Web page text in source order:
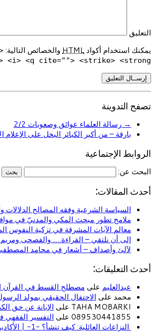
التعليق
يمكنك استخدام أكواد HTML والخصائص التالية:
<i> <q cite=""> <strike> <strong>
تصفح التدوينة
→ رسالة العلماء عوائق وصعوبات 2/2
بارقة – من أكبر الكبائر البخل على الإعلام
الروابط الإجتماعية
البحث عن:
أحدث المقالات:
السياسة الشرعية وفقه المصالح الدلالات
ملامح تطور مبحث المكي والمدنيّ في
معالم الآيات المشرقة في تزكية النفوس
إلى أن نلتقي – القراءة….. والفصحى
لآلئ وأصداف – أشعار في محامد
أحدث التعليقات:
عبدالعليم على مصطلح القسط في القرآن
محمد على الاحتفال الحقيقي بمولد
TAHA MOBARKI على
الإبانة عن حق
089530441855 على
التفسير
النزاعات العائلية: كيف تنشأ؟ -1- | الأكاديمية العربية الدولية | الحياة الأسرية